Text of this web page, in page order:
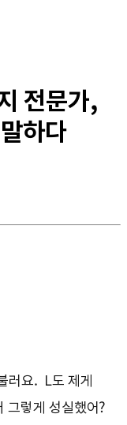
전문가,
하다
러요. L도 제게
그렇게 성실했어?